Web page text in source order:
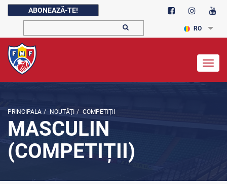
ABONEAZĂ-TE!
RO
PRINCIPALA / NOUTĂŢI / COMPETIȚII
MASCULIN
(COMPETIȚII)